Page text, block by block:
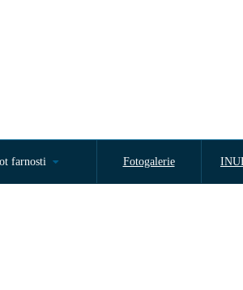
farnosti Fotogalerie